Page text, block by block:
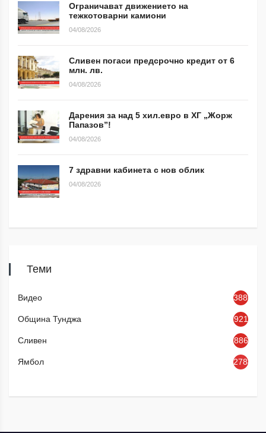
Ограничават движението на
тежкотоварни камиони
04/08/2026
Сливен погаси предсрочно кредит от 6
млн. лв.
04/08/2026
Дарения за над 5 хил.евро в ХГ „Жорж
Папазов”!
04/08/2026
7 здравни кабинета с нов облик
04/08/2026
Теми
Видео 3886
Община Тунджа 921
Сливен 886
Ямбол 2784